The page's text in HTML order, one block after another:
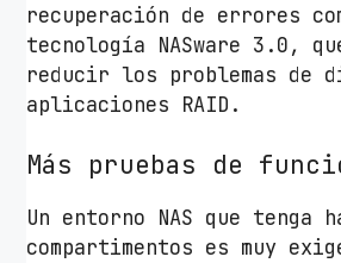
recuperación de errores
tecnología NASware 3.0,
reducir los problemas de
aplicaciones RAID.
Más pruebas de
Un entorno NAS que tenga
compartimentos es muy